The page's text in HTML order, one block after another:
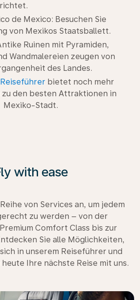
de Mexico: Besuchen Sie
von Mexikos Staatsballett.
Ruinen mit Pyramiden,
Wandmalereien zeugen von
des Landes.
Reiseführer bietet noch mehr
den besten Attraktionen in
Mexiko-Stadt.
with ease
von Services an, um jedem
zu werden – von der
Comfort Class bis zur
Sie alle Möglichkeiten,
in unserem Reiseführer und
Ihre nächste Reise mit uns.